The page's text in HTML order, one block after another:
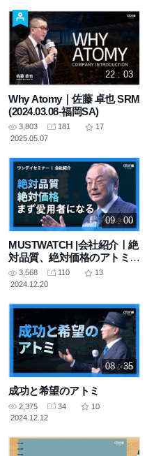
22 : 03
Why Atomy｜佐藤 卓也 SRM
(2024.03.08-福岡SA)
3,803 181
17
2025.05.07
09 : 00
MUSTWATCH |会社紹介ㅣ絶
対品質、絶対価格のアトミ
まず愛用者になる
3,568 110
13
2024.12.20
08 : 35
成功と希望のアトミ
2,375 34
10
2024.12.12